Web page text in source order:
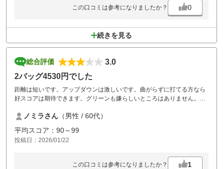
の面白さが全く感じられなグリーンでした。
それと、コース管理スタッフの作業には腹立たしい場面がありました。
８番ホール、セカンド辺りの左サイドラフの法面。
たまたま近くに打ち込んでしまい、セカンドショットを打つ時、乗用の
ラフ刈り機械で作業をしていたスタッフ。
機械を止めるでもなく、平気で横を刈り込みながら通り過ぎ、更に、風
下側のプレーヤーの私は、ホコリと刈りカスを浴びる始末。
この口コミは参考になりましたか？ 0
続きを見る
総合評価
3.0
2バッグ4530円でした
距離は短いです。アップダウンは激しいです。曲がらずに打てる方なら
好スコアは期待できます。グリーンも嫌らしいところはありません。今
ールは多めに持参した方が良いと思います(笑)
ノミラさん （男性 / 60代）
平均スコア：90～99
投稿日：2026/01/22
この口コミは参考になりましたか？ 1